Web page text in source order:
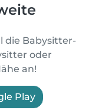
die Babysitter-
oder
an!
Play